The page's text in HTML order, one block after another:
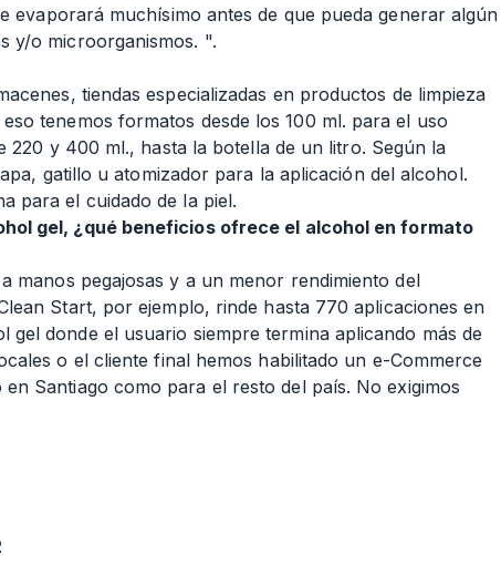
evaporará muchísimo antes de que pueda generar algún
y/o microorganismos. ".
tiendas especializadas en productos de limpieza
tenemos formatos desde los 100 ml. para el uso
220 y 400 ml., hasta la botella de un litro. Según la
gatillo u atomizador para la aplicación del alcohol.
para el cuidado de la piel.
gel, ¿qué beneficios ofrece el alcohol en formato
manos pegajosas y a un menor rendimiento del
Start, por ejemplo, rinde hasta 770 aplicaciones en
donde el usuario siempre termina aplicando más de
o el cliente final hemos habilitado un e-Commerce
Santiago como para el resto del país. No exigimos